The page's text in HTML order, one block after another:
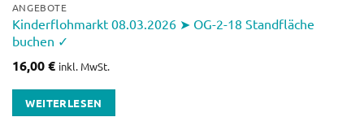
ANGEBOTE
Kinderflohmarkt 08.03.2026 ➤ OG-2-18 Standfläche
buchen ✓
16,00€ inkl. MwSt.
WEITERLESEN